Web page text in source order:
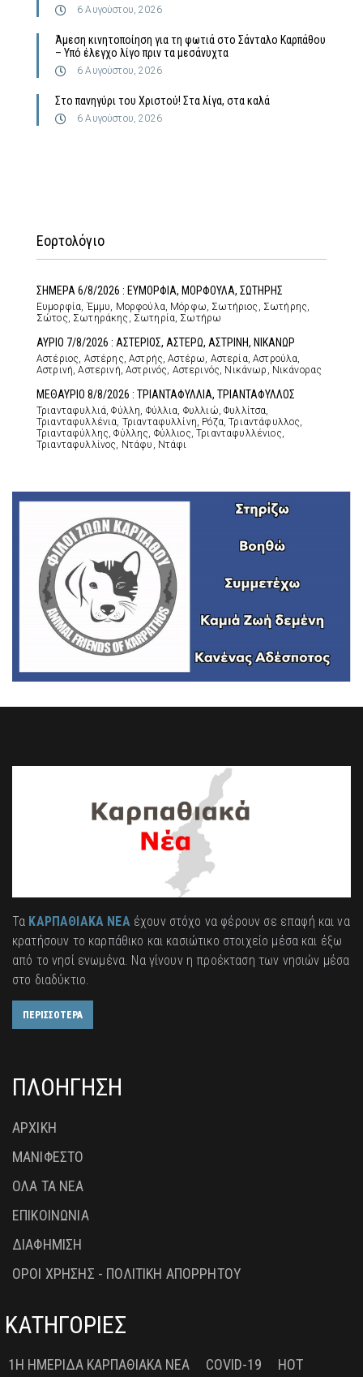
6 Αυγούστου, 2026
Άμεση κινητοποίηση για τη φωτιά στο Σάνταλο Καρπάθου
– Υπό έλεγχο λίγο πριν τα μεσάνυχτα
6 Αυγούστου, 2026
Στο πανηγύρι του Χριστού! Στα λίγα, στα καλά
6 Αυγούστου, 2026
Εορτολόγιο
ΣΗΜΕΡΑ 6/8/2026 : ΕΥΜΟΡΦΙΑ, ΜΟΡΦΟΥΛΑ, ΣΩΤΗΡΗΣ
Ευμορφία, Έμμυ, Μορφούλα, Μόρφω, Σωτήριος, Σωτήρης,
Σώτος, Σωτηράκης, Σωτηρία, Σωτήρω
ΑΥΡΙΟ 7/8/2026 : ΑΣΤΕΡΙΟΣ, ΑΣΤΕΡΩ, ΑΣΤΡΙΝΗ, ΝΙΚΑΝΩΡ
Αστέριος, Αστέρης, Αστρής, Αστέρω, Αστερία, Αστρούλα,
Αστρινή, Αστερινή, Αστρινός, Αστερινός, Νικάνωρ, Νικάνορας
ΜΕΘΑΥΡΙΟ 8/8/2026 : ΤΡΙΑΝΤΑΦΥΛΛΙΑ, ΤΡΙΑΝΤΑΦΥΛΛΟΣ
Τριανταφυλλιά, Φύλλη, Φύλλια, Φυλλιώ, Φυλλίτσα,
Τριανταφυλλένια, Τριανταφυλλίνη, Ρόζα, Τριαντάφυλλος,
Τριανταφύλλης, Φύλλης, Φύλλιος, Τριανταφυλλένιος,
Τριανταφυλλίνος, Ντάφυ, Ντάφι
Τα ΚΑΡΠΑΘΙΑΚΑ ΝΕΑέχουν στόχο να φέρουν σε επαφή και να
κρατήσουν το καρπάθικο και κασιώτικο στοιχείο μέσα και έξω
από το νησί ενωμένα. Να γίνουν η προέκταση των νησιών μέσα
στο διαδύκτιο.
ΠΕΡΙΣΣΟΤΕΡΑ
ΠΛΟΗΓΗΣΗ
ΑΡΧΙΚΗ
ΜΑΝΙΦΕΣΤΟ
ΟΛΑ ΤΑ ΝΕΑ
ΕΠΙΚΟΙΝΩΝΙΑ
ΔΙΑΦΗΜΙΣΗ
ΟΡΟΙ ΧΡΗΣΗΣ - ΠΟΛΙΤΙΚΗ ΑΠΟΡΡΗΤΟΥ
ΚΑΤΗΓΟΡΙΕΣ
1Η ΗΜΕΡΊΔΑ ΚΑΡΠΑΘΙΑΚΆ ΝΈΑ COVID-19 HOT